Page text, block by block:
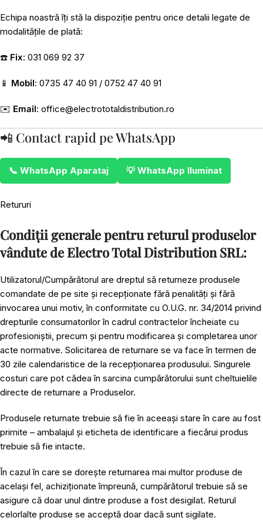
Echipa noastră îți stă la dispoziție pentru orice detalii legate de
modalitățile de plată:
☎️ Fix: 031 069 92 37
📱 Mobil: 0735 47 40 91 / 0752 47 40 91
✉️ Email: office@electrototaldistribution.ro
📲 Contact rapid pe WhatsApp
📞 WhatsApp Aparataj 💡 WhatsApp Iluminat
Retururi
Condiții generale pentru returul produselor
vândute de Electro Total Distribution SRL:
Utilizatorul/Cumpărătorul are dreptul să returneze produsele
comandate de pe site și recepționate fără penalități și fără
invocarea unui motiv, în conformitate cu O.U.G. nr. 34/2014 privind
drepturile consumatorilor în cadrul contractelor încheiate cu
profesioniștii, precum și pentru modificarea și completarea unor
acte normative. Solicitarea de returnare se va face în termen de
30 zile calendaristice de la recepționarea produsului. Singurele
costuri care pot cădea în sarcina cumpărătorului sunt cheltuielile
directe de returnare a Produselor.
Produsele returnate trebuie să fie în aceeași stare în care au fost
primite – ambalajul și eticheta de identificare a fiecărui produs
trebuie să fie intacte.
În cazul în care se dorește returnarea mai multor produse de
același fel, achiziționate împreună, cumpărătorul trebuie să se
asigure că doar unul dintre produse a fost desigilat. Returul
celorlalte produse se acceptă doar dacă sunt sigilate.